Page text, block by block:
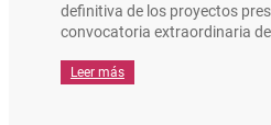
definitiva de los proyectos
convocatoria extraordinaria
Leer más